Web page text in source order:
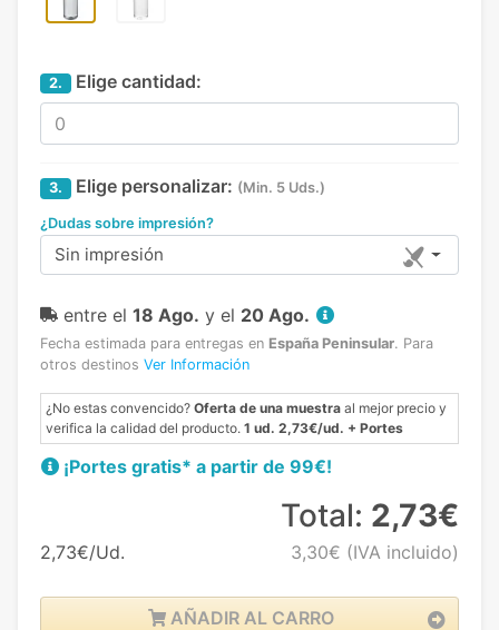
2. Elige cantidad:
3. Elige personalizar: (Min. 5 Uds.)
¿Dudas sobre impresión?
Sin impresión
entre el 18 Ago. y el 20 Ago.
Fecha estimada para entregas en España Peninsular. Para
otros destinos Ver Información
¿No estas convencido? Oferta de una muestra al mejor precio y
verifica la calidad del producto. 1 ud. 2,73€/ud. + Portes
¡Portes gratis* a partir de 99€!
2,73€/Ud.
Total: 2,73€
3,30€ (IVA incluido)
AÑADIR AL CARRO